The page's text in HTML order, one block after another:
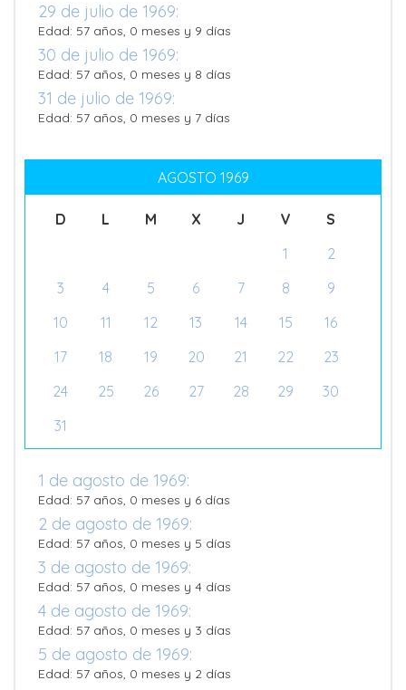
29 de julio de 1969:
Edad: 57 años, 0 meses y 9 días
30 de julio de 1969:
Edad: 57 años, 0 meses y 8 días
31 de julio de 1969:
Edad: 57 años, 0 meses y 7 días
AGOSTO 1969
D L M X J V
S
1
2
3
4 5 6 7 8
9
10
11 12 13 14 15
16
17
18 19 20 21 22
23
24
25 26 27 28 29
30
31
1 de agosto de 1969:
Edad: 57 años, 0 meses y 6 días
2 de agosto de 1969:
Edad: 57 años, 0 meses y 5 días
3 de agosto de 1969:
Edad: 57 años, 0 meses y 4 días
4 de agosto de 1969:
Edad: 57 años, 0 meses y 3 días
5 de agosto de 1969:
Edad: 57 años, 0 meses y 2 días